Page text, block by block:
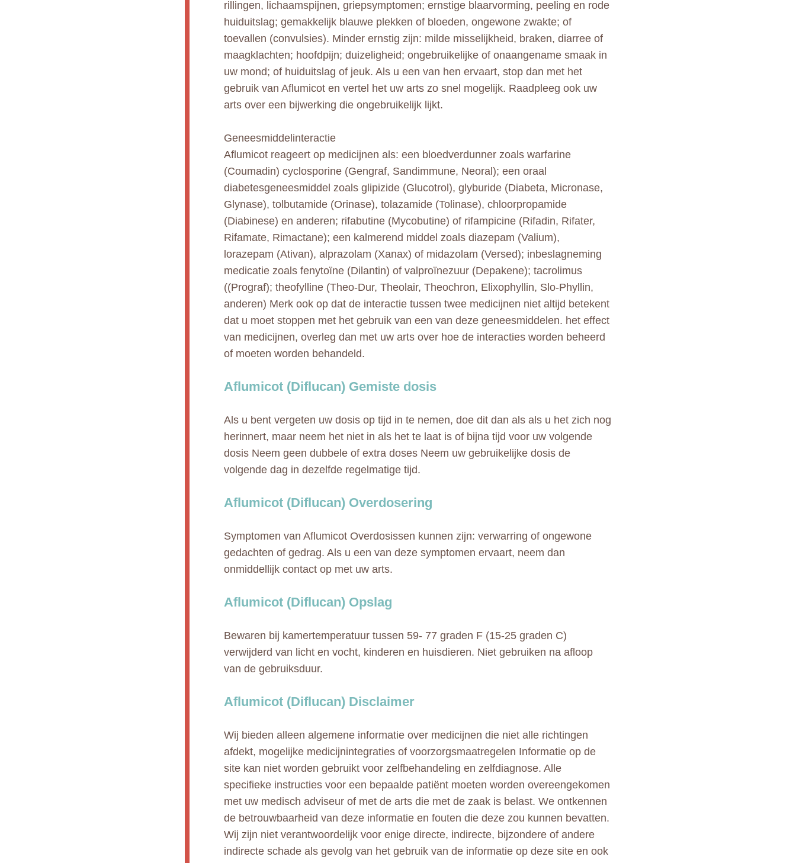
rillingen, lichaamspijnen, griepsymptomen; ernstige blaarvorming, peeling en rode
huiduitslag; gemakkelijk blauwe plekken of bloeden, ongewone zwakte; of
toevallen (convulsies). Minder ernstig zijn: milde misselijkheid, braken, diarree of
maagklachten; hoofdpijn; duizeligheid; ongebruikelijke of onaangename smaak in
uw mond; of huiduitslag of jeuk. Als u een van hen ervaart, stop dan met het
gebruik van Aflumicot en vertel het uw arts zo snel mogelijk. Raadpleeg ook uw
arts over een bijwerking die ongebruikelijk lijkt.
Geneesmiddelinteractie
Aflumicot reageert op medicijnen als: een bloedverdunner zoals warfarine
(Coumadin) cyclosporine (Gengraf, Sandimmune, Neoral); een oraal
diabetesgeneesmiddel zoals glipizide (Glucotrol), glyburide (Diabeta, Micronase,
Glynase), tolbutamide (Orinase), tolazamide (Tolinase), chloorpropamide
(Diabinese) en anderen; rifabutine (Mycobutine) of rifampicine (Rifadin, Rifater,
Rifamate, Rimactane); een kalmerend middel zoals diazepam (Valium),
lorazepam (Ativan), alprazolam (Xanax) of midazolam (Versed); inbeslagneming
medicatie zoals fenytoïne (Dilantin) of valproïnezuur (Depakene); tacrolimus
((Prograf); theofylline (Theo-Dur, Theolair, Theochron, Elixophyllin, Slo-Phyllin,
anderen) Merk ook op dat de interactie tussen twee medicijnen niet altijd betekent
dat u moet stoppen met het gebruik van een van deze geneesmiddelen. het effect
van medicijnen, overleg dan met uw arts over hoe de interacties worden beheerd
of moeten worden behandeld.
Aflumicot (Diflucan) Gemiste dosis
Als u bent vergeten uw dosis op tijd in te nemen, doe dit dan als als u het zich nog
herinnert, maar neem het niet in als het te laat is of bijna tijd voor uw volgende
dosis Neem geen dubbele of extra doses Neem uw gebruikelijke dosis de
volgende dag in dezelfde regelmatige tijd.
Aflumicot (Diflucan) Overdosering
Symptomen van Aflumicot Overdosissen kunnen zijn: verwarring of ongewone
gedachten of gedrag. Als u een van deze symptomen ervaart, neem dan
onmiddellijk contact op met uw arts.
Aflumicot (Diflucan) Opslag
Bewaren bij kamertemperatuur tussen 59- 77 graden F (15-25 graden C)
verwijderd van licht en vocht, kinderen en huisdieren. Niet gebruiken na afloop
van de gebruiksduur.
Aflumicot (Diflucan) Disclaimer
Wij bieden alleen algemene informatie over medicijnen die niet alle richtingen
afdekt, mogelijke medicijnintegraties of voorzorgsmaatregelen Informatie op de
site kan niet worden gebruikt voor zelfbehandeling en zelfdiagnose. Alle
specifieke instructies voor een bepaalde patiënt moeten worden overeengekomen
met uw medisch adviseur of met de arts die met de zaak is belast. We ontkennen
de betrouwbaarheid van deze informatie en fouten die deze zou kunnen bevatten.
Wij zijn niet verantwoordelijk voor enige directe, indirecte, bijzondere of andere
indirecte schade als gevolg van het gebruik van de informatie op deze site en ook